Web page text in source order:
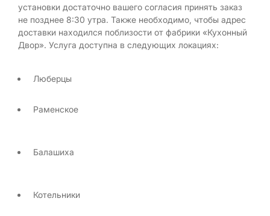
установки достаточно вашего согласия принять заказ
не позднее 8:30 утра. Также необходимо, чтобы адрес
доставки находился поблизости от фабрики «Кухонный
Двор». Услуга доступна в следующих локациях:
Люберцы
Раменское
Балашиха
Котельники